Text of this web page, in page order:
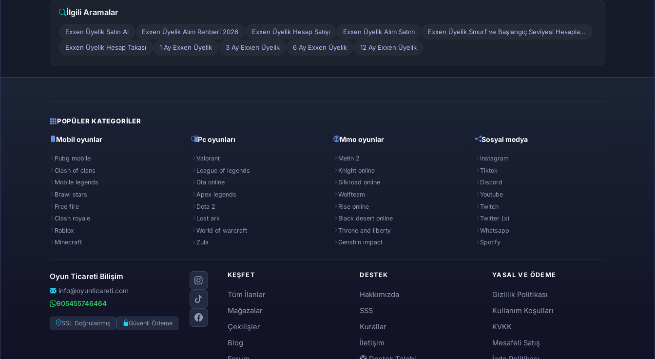
İlgili Aramalar
Exxen Üyelik Satın Al Exxen Üyelik Alım Rehberi 2026 Exxen Üyelik Hesap Satışı Exxen Üyelik Alım Satım Exxen Üyelik Smurf ve Başlangıç Seviyesi Hesapla...
Exxen Üyelik Hesap Takası 1 Ay Exxen Üyelik 3 Ay Exxen Üyelik 6 Ay Exxen Üyelik 12 Ay Exxen Üyelik
POPÜLER KATEGORILER
Mobil oyunlar
Pubg mobile
Clash of clans
Mobile legends
Brawl stars
Free fire
Clash royale
Roblox
Minecraft
Pc oyunları
Valorant
League of legends
Gta online
Apex legends
Dota 2
Lost ark
World of warcraft
Zula
Mmo oyunlar
Metin 2
Knight online
Silkroad online
Wolfteam
Rise online
Black desert online
Throne and liberty
Genshin ımpact
Sosyal medya
Instagram
Tiktok
Discord
Youtube
Twitch
Twitter (x)
Whatsapp
Spotify
Oyun Ticareti Bilişim
info@oyunticareti.com
905455746464
SSL Doğrulanmış Güvenli Ödeme
KEŞFET
Tüm İlanlar
Mağazalar
Çekilişler
Blog
DESTEK
Hakkımızda
SSS
Kurallar
İletişim
YASAL VE ÖDEME
Gizlilik Politikası
Kullanım Koşulları
KVKK
Mesafeli Satış